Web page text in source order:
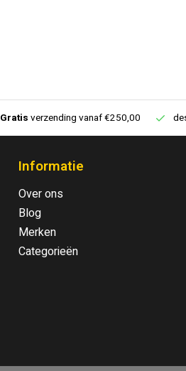
Gratis verzending vanaf €250,00
Informatie
Over ons
Blog
Merken
Categorieën